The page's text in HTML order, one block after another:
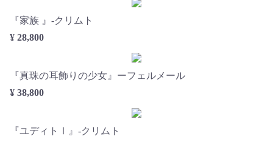
『家族 』-クリムト
¥ 28,800
『真珠の耳飾りの少女』ーフェルメール
¥ 38,800
『ユディトⅠ』-クリムト